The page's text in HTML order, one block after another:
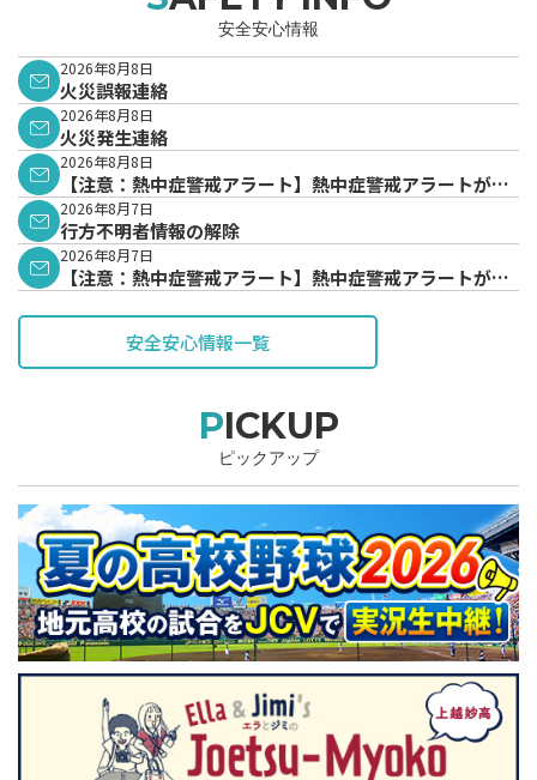
安全安心情報
2026年8月8日
火災誤報連絡
2026年8月8日
火災発生連絡
2026年8月8日
【注意：熱中症警戒アラート】熱中症警戒アラートが発
表されています。
2026年8月7日
行方不明者情報の解除
2026年8月7日
【注意：熱中症警戒アラート】熱中症警戒アラートが発
安全安心情報一覧
PICKUP
ピックアップ